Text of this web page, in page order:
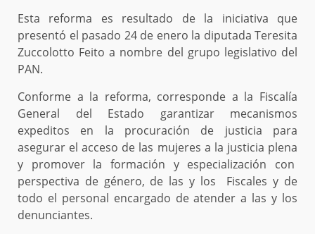
Esta reforma es resultado de la iniciativa que
presentó el pasado 24 de enero la diputada Teresita
Zuccolotto Feito a nombre del grupo legislativo del
PAN.
Conforme a la reforma, corresponde a la Fiscalía
General del Estado garantizar mecanismos
expeditos en la procuración de justicia para
asegurar el acceso de las mujeres a la justicia plena
y promover la formación y especialización con
perspectiva de género, de las y los Fiscales y de
todo el personal encargado de atender a las y los
denunciantes.